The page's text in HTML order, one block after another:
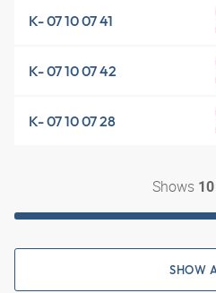
K- 07 10 07 41
K- 07 10 07 42
K- 07 10 07 28
Shows 10
SHOW